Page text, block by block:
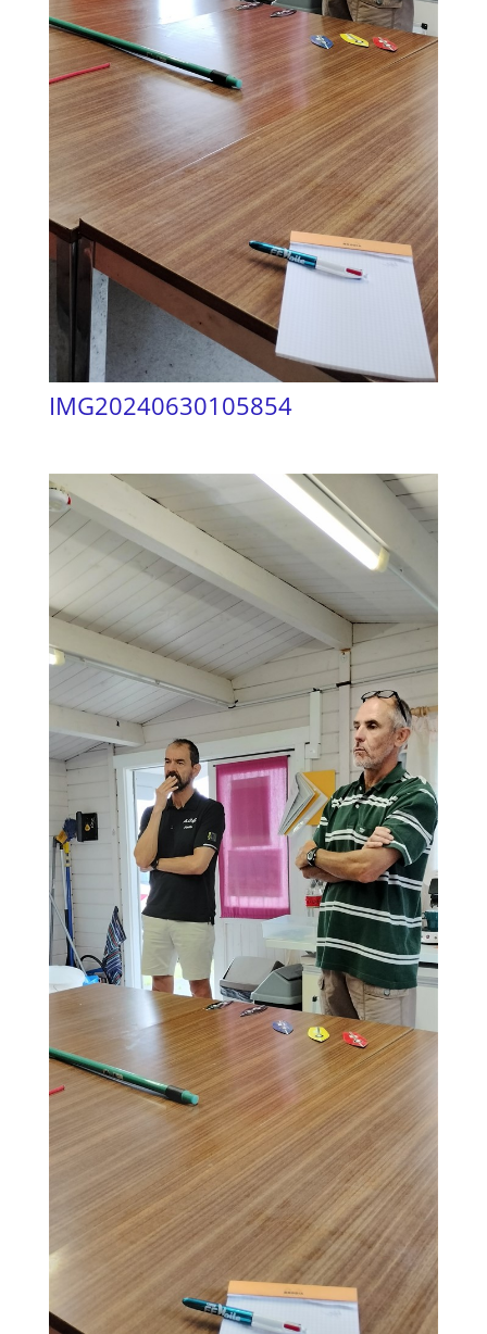
IMG20240630105854